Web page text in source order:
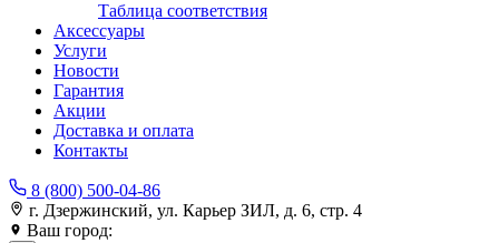
Таблица соответствия
Аксессуары
Услуги
Новости
Гарантия
Акции
Доставка и оплата
Контакты
8 (800) 500-04-86
г. Дзержинский, ул. Карьер ЗИЛ, д. 6, стр. 4
Ваш город: